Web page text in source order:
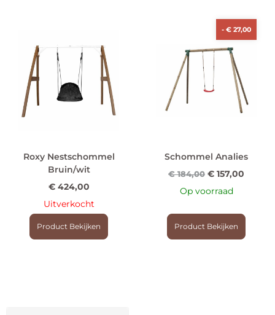
Roxy Nestschommel
Bruin/wit
€424,00
Uitverkocht
Product Bekijken
-€ 27,00
Schommel Analies
€184,00 € 157,00
Op voorraad
Product Bekijken